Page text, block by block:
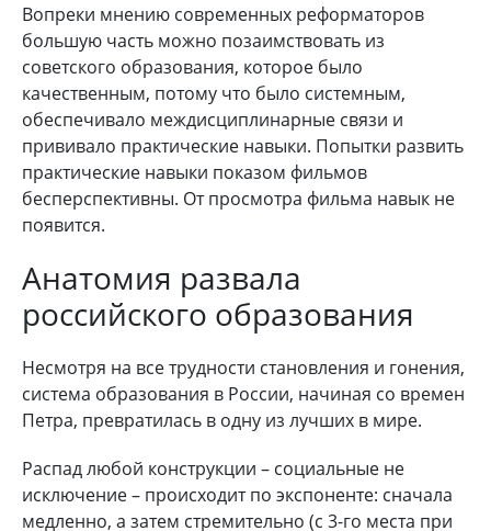
Вопреки мнению современных реформаторов
большую часть можно позаимствовать из
советского образования, которое было
качественным, потому что было системным,
обеспечивало междисциплинарные связи и
прививало практические навыки. Попытки развить
практические навыки показом фильмов
бесперспективны. От просмотра фильма навык не
появится.
Анатомия развала
российского образования
Несмотря на все трудности становления и гонения,
система образования в России, начиная со времен
Петра, превратилась в одну из лучших в мире.
Распад любой конструкции – социальные не
исключение – происходит по экспоненте: сначала
медленно, а затем стремительно (с 3-го места при